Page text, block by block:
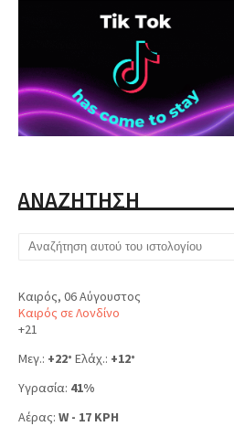
ΑΝΑΖΗΤΗΣΗ
Καιρός, 06 Αύγουστος
Καιρός σε Λονδίνο
+21
Μεγ.: +22° Ελάχ.: +12°
Υγρασία: 41%
Αέρας: W - 17 KPH